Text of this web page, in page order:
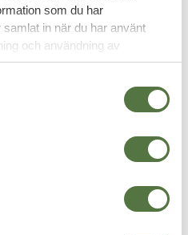
som du har
in när du har använt
och användning av
för personalisering av